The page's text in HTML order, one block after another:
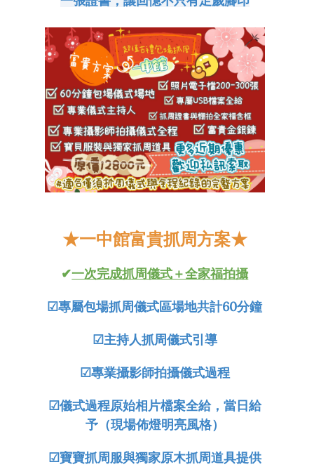
★一中館富貴抓周方案★
✔一次完成抓周儀式＋全家福拍攝
☑專屬包場抓周儀式區場地共計60分鐘
☑主持人抓周儀式引導
☑專業攝影師拍攝儀式過程
☑儀式過程原始相片檔案全給，當日給
予（現場佈燈明亮風格）
☑寶寶抓周服與獨家原木抓周道具提供